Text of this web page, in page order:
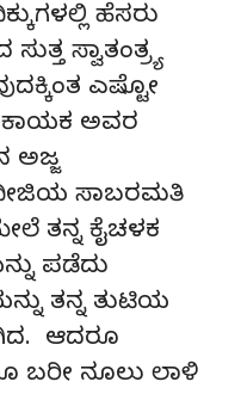
ಹೆಸರು
ಸ್ವಾತಂತ್ರ್ಯ
ಎಷ್ಟೋ
ಅವರ
ಅಜ್ಜ
ಸಾಬರಮತಿ
ತನ್ನ ಕೈಚಳಕ
ಪಡೆದು
ತನ್ನ ತುಟಿಯ
ಆದರೂ
ಬರೀ ನೂಲು ಲಾಳಿ